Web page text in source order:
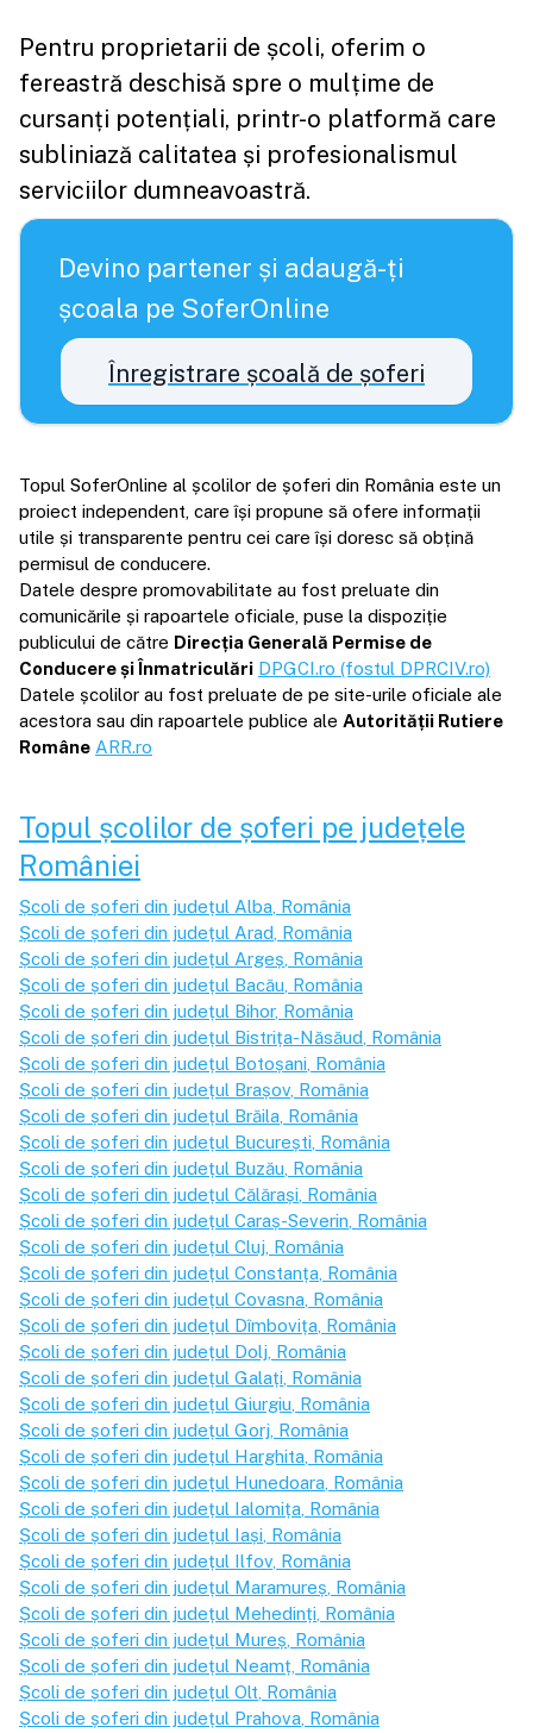
Pentru proprietarii de școli, oferim o
fereastră deschisă spre o mulțime de
cursanți potențiali, printr-o platformă care
subliniază calitatea și profesionalismul
serviciilor dumneavoastră.
Devino partener și adaugă-ți
școala pe SoferOnline
Înregistrare școală de șoferi
Topul SoferOnline al școlilor de șoferi din România este un
proiect independent, care își propune să ofere informații
utile și transparente pentru cei care își doresc să obțină
permisul de conducere.
Datele despre promovabilitate au fost preluate din
comunicările și rapoartele oficiale, puse la dispoziție
publicului de către Direcția Generală Permise de
Conducere și Înmatriculări DPGCI.ro (fostul DPRCIV.ro)
Datele școlilor au fost preluate de pe site-urile oficiale ale
acestora sau din rapoartele publice ale Autorității Rutiere
Române ARR.ro
Topul școlilor de șoferi pe județele
României
Școli de șoferi din județul Alba , România
Școli de șoferi din județul Arad , România
Școli de șoferi din județul Argeș , România
Școli de șoferi din județul Bacău , România
Școli de șoferi din județul Bihor, România
Școli de șoferi din județul Bistrița-Năsăud , România
Școli de șoferi din județul Botoșani , România
Școli de șoferi din județul Brașov , România
Școli de șoferi din județul Brăila , România
Școli de șoferi din județul București , România
Școli de șoferi din județul Buzău , România
Școli de șoferi din județul Călărași , România
Școli de șoferi din județul Caraș-Severin , România
Școli de șoferi din județul Cluj , România
Școli de șoferi din județul Constanța , România
Școli de șoferi din județul Covasna , România
Școli de șoferi din județul Dîmbovița , România
Școli de șoferi din județul Dolj , România
Școli de șoferi din județul Galați , România
Școli de șoferi din județul Giurgiu , România
Școli de șoferi din județul Gorj , România
Școli de șoferi din județul Harghita , România
Școli de șoferi din județul Hunedoara , România
Școli de șoferi din județul Ialomița , România
Școli de șoferi din județul Iași , România
Școli de șoferi din județul Ilfov , România
Școli de șoferi din județul Maramureș , România
Școli de șoferi din județul Mehedinți , România
Școli de șoferi din județul Mureș , România
Școli de șoferi din județul Neamț , România
Școli de șoferi din județul Olt , România
Școli de șoferi din județul Prahova , România